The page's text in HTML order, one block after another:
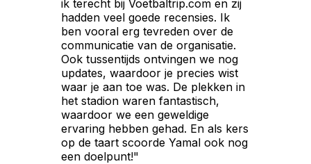
ik terecht bij Voetbaltrip.com en zij
hadden veel goede recensies. Ik
ben vooral erg tevreden over de
communicatie van de organisatie.
Ook tussentijds ontvingen we nog
updates, waardoor je precies wist
waar je aan toe was. De plekken in
het stadion waren fantastisch,
waardoor we een geweldige
ervaring hebben gehad. En als kers
op de taart scoorde Yamal ook nog
een doelpunt!"